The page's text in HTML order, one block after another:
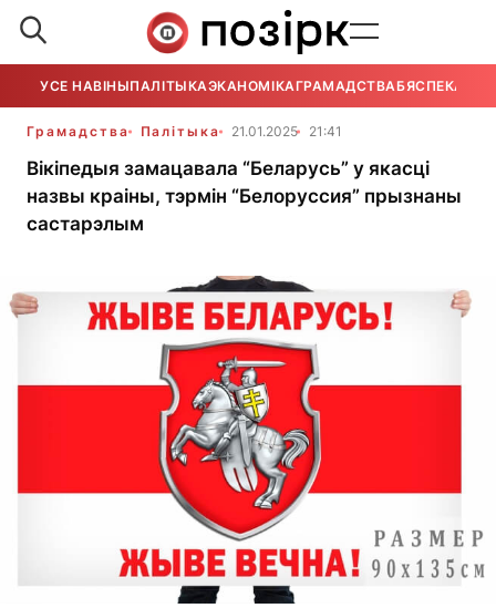
УСЕ НАВІНЫПАЛІТЫКАЭКАНОМІКАГРАМАДСТВАБЯСПЕКА
Грамадства Палітыка 21.01.2025 21:41
Вікіпедыя замацавала “Беларусь” у якасці
назвы краіны, тэрмін “Белоруссия” прызнаны
састарэлым